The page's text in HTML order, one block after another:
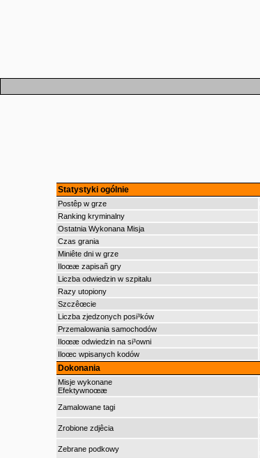
Statystyki ogólnie
Postêp w grze
Ranking kryminalny
Ostatnia Wykonana Misja
Czas grania
Miniête dni w grze
Iloœæ zapisañ gry
Liczba odwiedzin w szpitalu
Razy utopiony
Szczêœcie
Liczba zjedzonych posi³ków
Przemalowania samochodów
Iloœæ odwiedzin na si³owni
Iloœc wpisanych kodów
Dokonania
Misje wykonane
Efektywnoœæ
Zamalowane tagi
Zrobione zdjêcia
Zebrane podkowy